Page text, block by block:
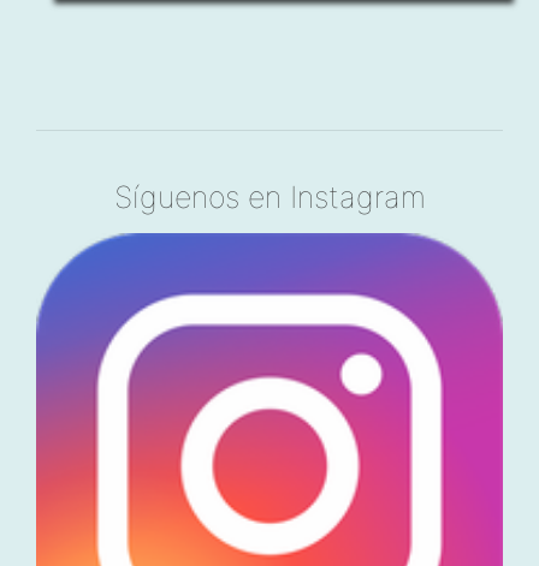
Síguenos en Instagram